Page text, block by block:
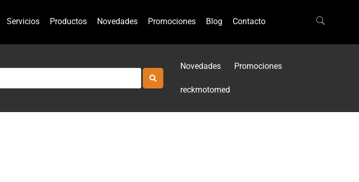
Servicios Productos Novedades Promociones Blog Contacto
Novedades Promociones
reckmotomed